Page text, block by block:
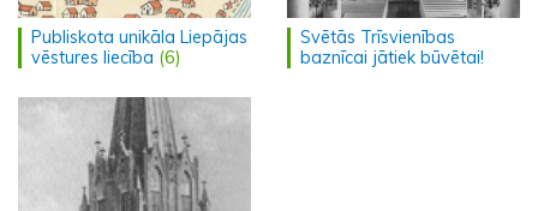
Publiskota unikāla Liepājas
vēstures liecība (6)
Svētās Trīsvienības
baznīcai jātiek būvētai!